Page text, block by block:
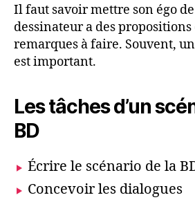
Il faut savoir mettre son égo
dessinateur a des
remarques à faire. Souvent,
est important.
Les tâches d’un
BD
Écrire le scénario de la
Concevoir les dialogues